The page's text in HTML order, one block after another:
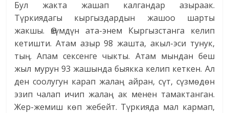
Бул жакта жашап калгандар азыраак.
Түркиядагы кыргыздардын жашоо шарты
жакшы. Өзүмдүн ата-энем Кыргызстанга келип
кетишти. Атам азыр 98 жашта, акыл-эси тунук,
тың. Апам сексенге чыкты. Атам мындан беш
жыл мурун 93 жашында быякка келип кеткен. Ал
ден соолугун карап жалаң айран, сүт, сүзмөдөн
эзип чалап ичип жалаң ак менен тамактанган.
Жер-жемиш көп жебейт. Түркияда мал кармап,